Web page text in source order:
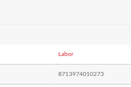
Labor
8713974010273